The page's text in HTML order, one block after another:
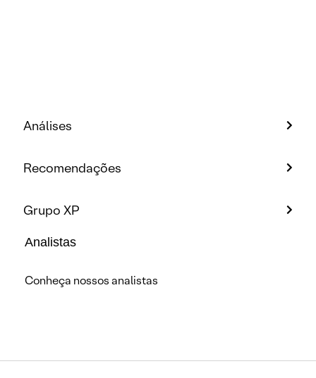
Análises
Recomendações
Grupo XP
Analistas
Conheça nossos analistas